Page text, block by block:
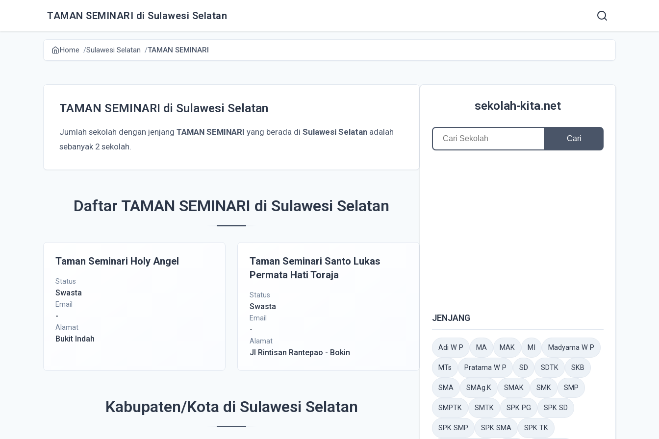
TAMAN SEMINARI di Sulawesi Selatan
Home Sulawesi Selatan TAMAN SEMINARI
TAMAN SEMINARI di Sulawesi Selatan
Jumlah sekolah dengan jenjang TAMAN SEMINARI yang berada di Sulawesi Selatan adalah
sebanyak 2 sekolah.
Daftar TAMAN SEMINARI di Sulawesi Selatan
Taman Seminari Holy Angel
Status
Swasta
Email
-
Alamat
Bukit Indah
Taman Seminari Santo Lukas
Permata Hati Toraja
Status
Swasta
Email
-
Alamat
Jl Rintisan Rantepao - Bokin
Kabupaten/Kota di Sulawesi Selatan
sekolah-kita.net
Cari
JENJANG
Adi W P MA MAK MI Madyama W P
MTs Pratama W P SD SDTK SKB
SMA SMAg.K SMAK SMK SMP
SMPTK SMTK SPK PG SPK SD
SPK SMP SPK SMA SPK TK